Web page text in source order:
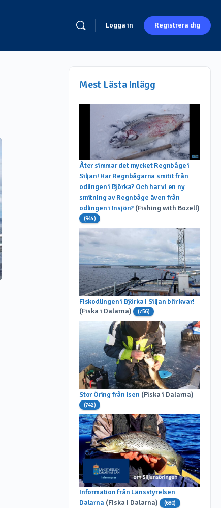
Logga in Registrera dig
Mest Lästa Inlägg
Åter simmar det mycket Regnbåge i
Siljan! Har Regnbågarna smitit från
odlingen i Björka? Och har vi en ny
smitning av Regnbåge även från
odlingen i Insjön? (Fishing with Bozell)
(944)
Fiskodlingen i Björka i Siljan blir kvar!
(Fiska i Dalarna)
(756)
Stor Öring från isen (Fiska i Dalarna)
(742)
Information från Länsstyrelsen
Dalarna (Fiska i Dalarna) (680)